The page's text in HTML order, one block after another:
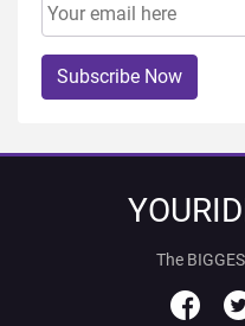
Subscribe Now
The